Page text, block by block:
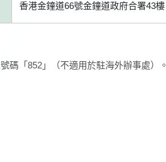
香港金鐘道66號金鐘道政府合署43樓
碼「852」（不適用於駐海外辦事處）。